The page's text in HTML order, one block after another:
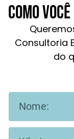
Como
Consultoria
do